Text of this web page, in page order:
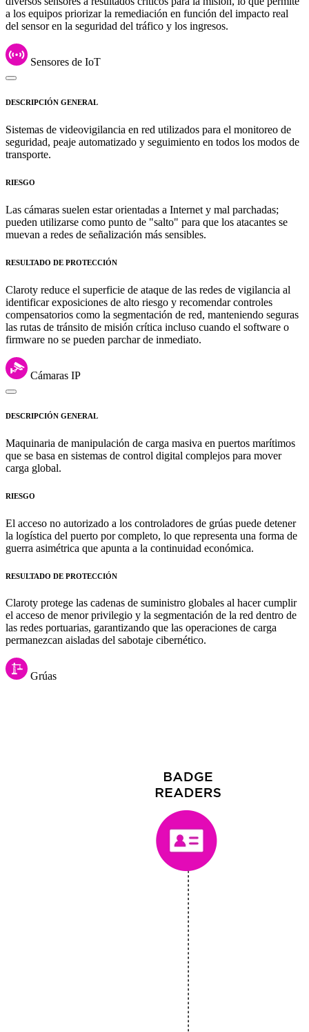
a los equipos priorizar la remediación en función del impacto real
del sensor en la seguridad del tráfico y los ingresos.
Sensores de IoT
DESCRIPCIÓN GENERAL
Sistemas de videovigilancia en red utilizados para el monitoreo de
seguridad, peaje automatizado y seguimiento en todos los modos de
transporte.
RIESGO
Las cámaras suelen estar orientadas a Internet y mal parchadas;
pueden utilizarse como punto de "salto" para que los atacantes se
muevan a redes de señalización más sensibles.
RESULTADO DE PROTECCIÓN
Claroty reduce el superficie de ataque de las redes de vigilancia al
identificar exposiciones de alto riesgo y recomendar controles
compensatorios como la segmentación de red, manteniendo seguras
las rutas de tránsito de misión crítica incluso cuando el software o
firmware no se pueden parchar de inmediato.
Cámaras IP
DESCRIPCIÓN GENERAL
Maquinaria de manipulación de carga masiva en puertos marítimos
que se basa en sistemas de control digital complejos para mover
carga global.
RIESGO
El acceso no autorizado a los controladores de grúas puede detener
la logística del puerto por completo, lo que representa una forma de
guerra asimétrica que apunta a la continuidad económica.
RESULTADO DE PROTECCIÓN
Claroty protege las cadenas de suministro globales al hacer cumplir
el acceso de menor privilegio y la segmentación de la red dentro de
las redes portuarias, garantizando que las operaciones de carga
permanezcan aisladas del sabotaje cibernético.
Grúas